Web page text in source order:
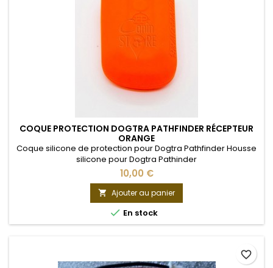
COQUE PROTECTION DOGTRA PATHFINDER RÉCEPTEUR
ORANGE
Coque silicone de protection pour Dogtra Pathfinder Housse
silicone pour Dogtra Pathinder
10,00 €
 Ajouter au panier
 En stock
favorite_border